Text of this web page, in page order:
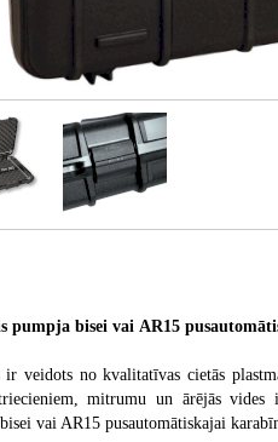
pumpja bisei vai AR15
veidots no kvalitatīvas cietās
mitrumu un ārējās
vai AR15 pusautomātiskajai